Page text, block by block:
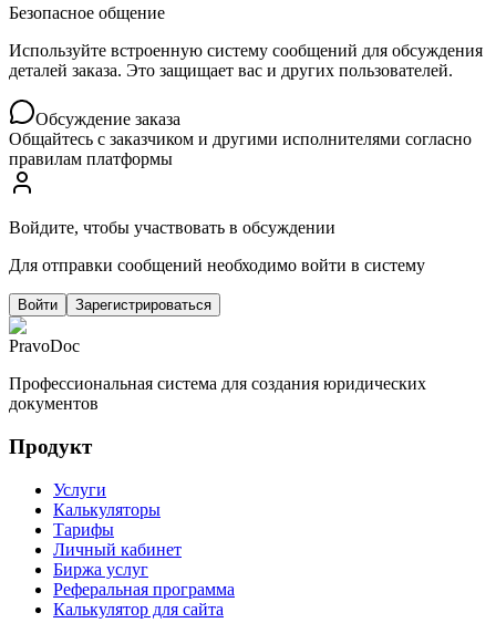
Безопасное общение
Используйте встроенную систему сообщений для обсуждения
деталей заказа. Это защищает вас и других пользователей.
Обсуждение заказа
Общайтесь с заказчиком и другими исполнителями согласно
правилам платформы
Войдите, чтобы участвовать в обсуждении
Для отправки сообщений необходимо войти в систему
Войти Зарегистрироваться
PravoDoc
Профессиональная система для создания юридических
документов
Продукт
Услуги
Калькуляторы
Тарифы
Личный кабинет
Биржа услуг
Реферальная программа
Калькулятор для сайта